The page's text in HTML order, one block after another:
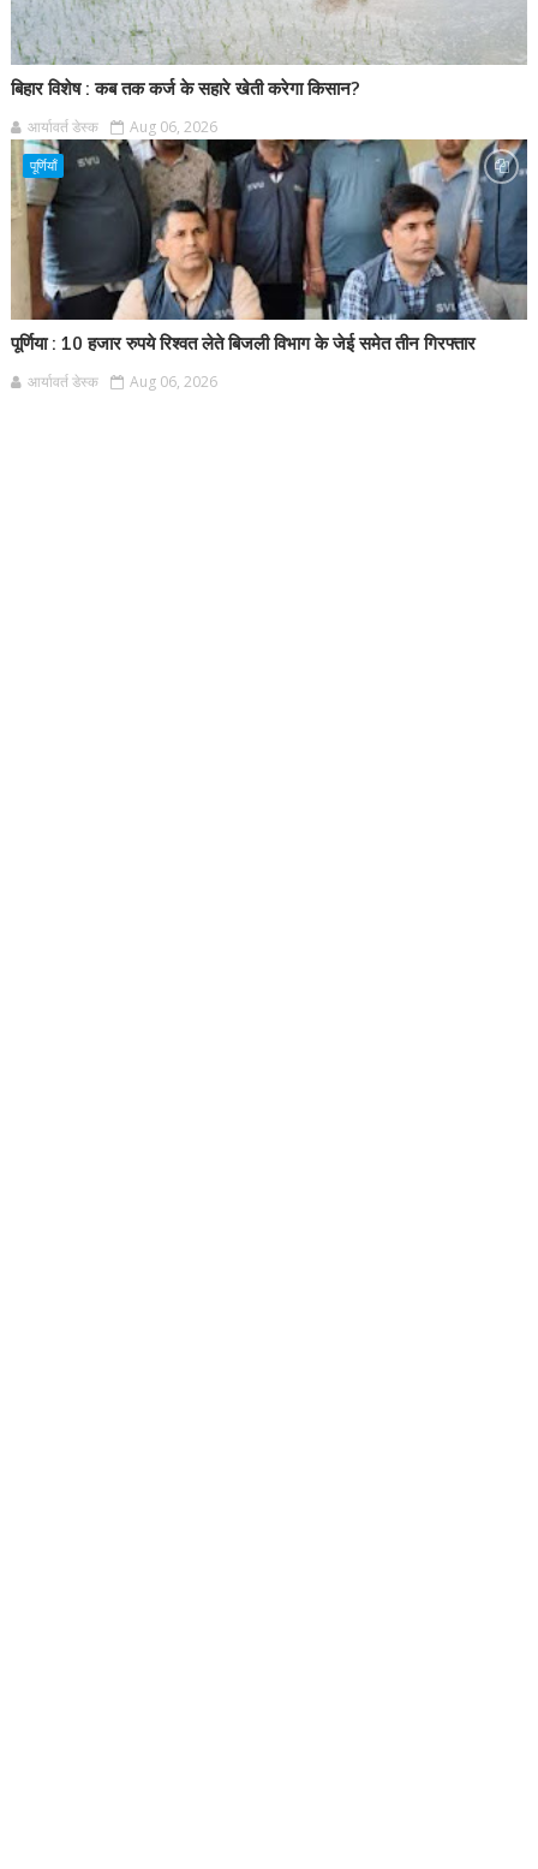
बिहार विशेष : कब तक कर्ज के सहारे खेती करेगा किसान?
आर्यावर्त डेस्क Aug 06, 2026
पूर्णियाँ
पूर्णिया : 10 हजार रुपये रिश्वत लेते बिजली विभाग के जेई समेत तीन गिरफ्तार
आर्यावर्त डेस्क Aug 06, 2026